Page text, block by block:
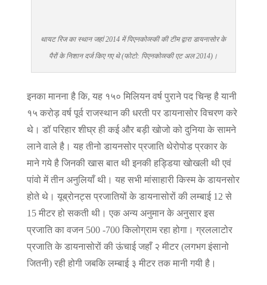
थायट रिज का स्थान जहां 2014 में पिएनकोव्स्की की टीम द्वारा डायनासोर के
पैरों के निशान दर्ज किए गए थे (फोटो: पिएनकोव्स्की एट अल 2014)।
इनका मानना है कि, यह १५० मिलियन वर्ष पुराने पद चिन्ह है यानी
१५ करोड़ वर्ष पूर्व राजस्थान की धरती पर डायनासोर विचरण करे
थे। डॉ परिहार शीघ्र ही कई और बड़ी खोजो को दुनिया के सामने
लाने वाले है। यह तीनो डायनसोर प्रजाति थेरोपोड प्रकार के
माने गये है जिनकी खास बात थी इनकी हड्डिया खोखली थी एवं
पांवो में तीन अनुलियाँ थी। यह सभी मांसाहारी किस्म के डायनसोर
होते थे। यूब्रोनट्स प्रजातियों के डायनासोरों की लम्बाई 12 से
15 मीटर हो सकती थी। एक अन्य अनुमान के अनुसार इस
प्रजाति का वजन 500 -700 किलोग्राम रहा होगा। ग्रललाटोर
प्रजाति के डायनासोरों की ऊंचाई जहाँ २ मीटर (लगभग इंसानो
जितनी) रही होगी जबकि लम्बाई ३ मीटर तक मानी गयी है।